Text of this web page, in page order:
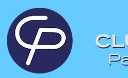
content